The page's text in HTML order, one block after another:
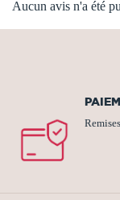
Aucun avis n'a été